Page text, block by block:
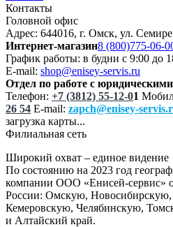
Контакты
Головной офис
Адрес: 644016, г. Омск, ул.
Интернет-магазин8 (800)775-06-
График работы: в будни с 9:00 до
E-mail: shop@enisey-servis.ru
Отдел по работе с
Телефон: +7 (3812) 55-12-01
26 54 E-mail: zapch@enisey-
загрузка карты...
Филиальная сеть
Широкий охват – единое видение
По состоянию на 2023 год
компании ООО «Енисей-сервис»
России: Омскую,
Кемеровскую, Челябинскую,
и Алтайский край.